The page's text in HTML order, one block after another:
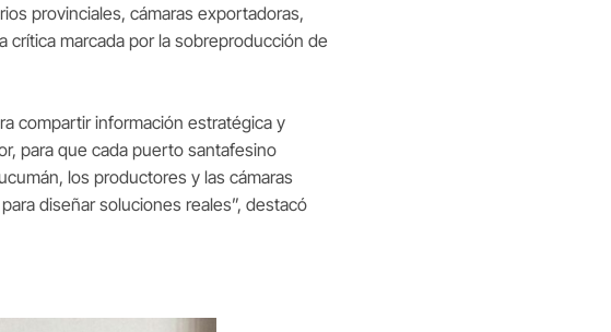
provinciales, cámaras exportadoras,
marcada por la sobreproducción de
compartir información estratégica y
para que cada puerto santafesino
los productores y las cámaras
diseñar soluciones reales”, destacó